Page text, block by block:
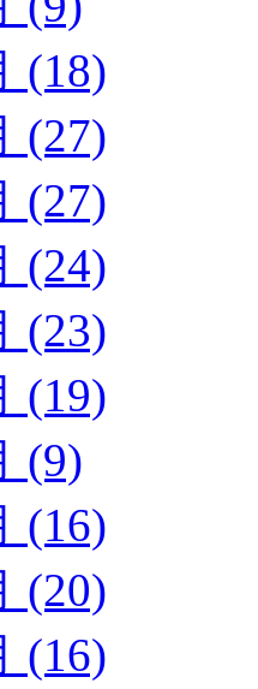
(18)
(27)
(27)
(24)
(23)
(19)
(9)
(16)
(20)
(16)